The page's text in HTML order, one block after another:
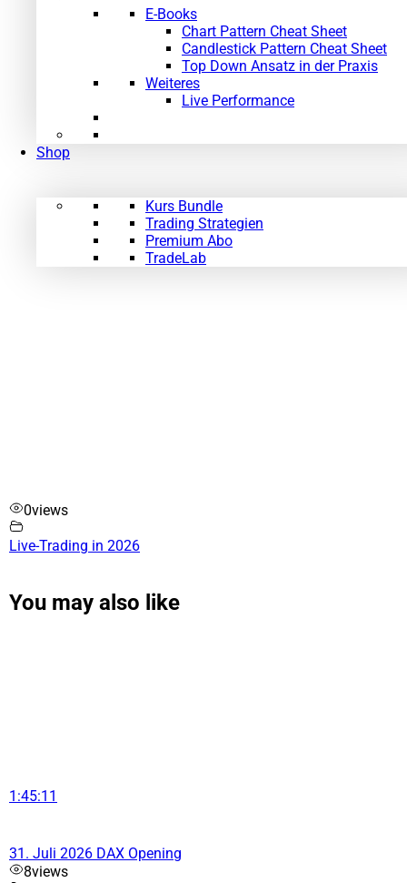
E-Books
Chart Pattern Cheat Sheet
Candlestick Pattern Cheat Sheet
Top Down Ansatz in der Praxis
Weiteres
Live Performance
Shop
Kurs Bundle
Trading Strategien
Premium Abo
TradeLab
0views
Live-Trading in 2026
You may also like
1:45:11
31. Juli 2026 DAX Opening
8views